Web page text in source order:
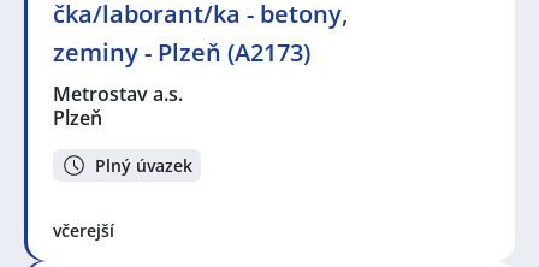
čka/laborant/ka - betony,
zeminy - Plzeň (A2173)
Metrostav a.s.
Plzeň
Plný úvazek
včerejší